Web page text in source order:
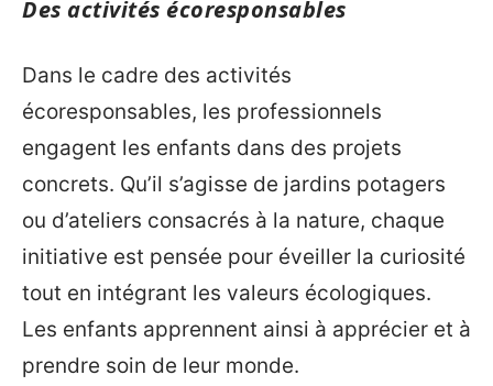
Des activités écoresponsables
Dans le cadre des activités
écoresponsables, les professionnels
engagent les enfants dans des projets
concrets. Qu’il s’agisse de jardins potagers
ou d’ateliers consacrés à la nature, chaque
initiative est pensée pour éveiller la curiosité
tout en intégrant les valeurs écologiques.
Les enfants apprennent ainsi à apprécier et à
prendre soin de leur monde.